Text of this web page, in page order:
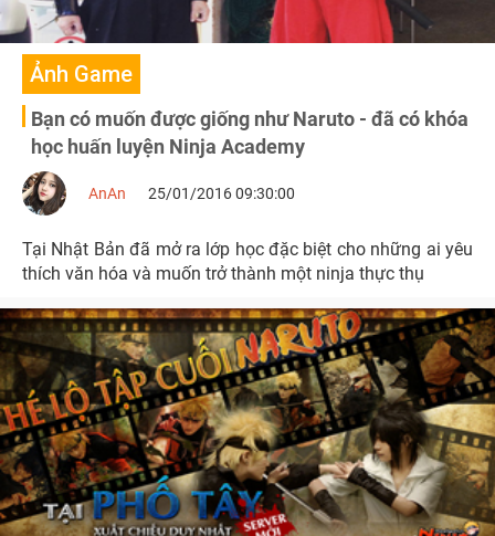
Ảnh Game
Bạn có muốn được giống như Naruto - đã có khóa
học huấn luyện Ninja Academy
AnAn 25/01/2016 09:30:00
Tại Nhật Bản đã mở ra lớp học đặc biệt cho những ai yêu
thích văn hóa và muốn trở thành một ninja thực thụ